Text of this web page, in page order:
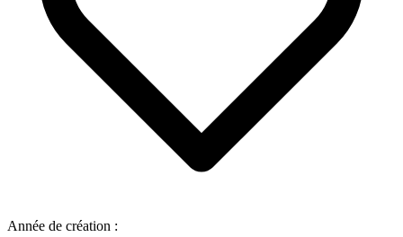
Année de création :